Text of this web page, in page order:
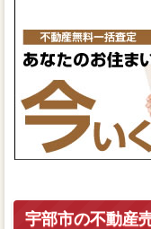
宇部市の不動産